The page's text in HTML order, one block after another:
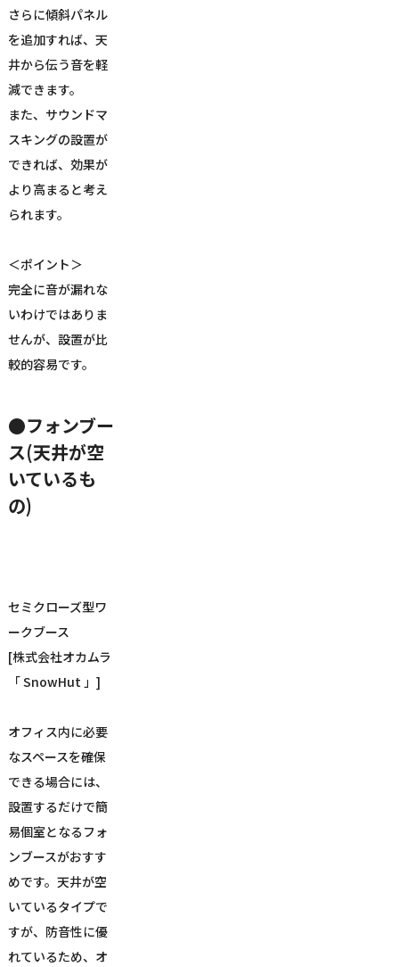
さらに傾斜パネル
を追加すれば、天
井から伝う音を軽
減できます。
また、サウンドマ
スキングの設置が
できれば、効果が
より高まると考え
られます。
＜ポイント＞
完全に音が漏れな
いわけではありま
せんが、設置が比
較的容易です。
●フォンブー
ス(天井が空
いているも
の)
セミクローズ型ワ
ークブース
[株式会社オカムラ
「 SnowHut 」]
オフィス内に必要
なスペースを確保
できる場合には、
設置するだけで簡
易個室となるフォ
ンブースがおすす
めです。天井が空
いているタイプで
すが、防音性に優
れているため、オ